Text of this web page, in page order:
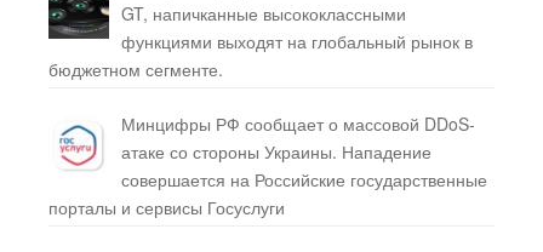
GT, напичканные высококлассными
функциями выходят на глобальный рынок в
бюджетном сегменте.
Минцифры РФ сообщает о массовой DDoS-
атаке со стороны Украины. Нападение
совершается на Российские государственные
порталы и сервисы Госуслуги